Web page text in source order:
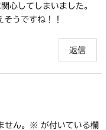
心してしまいました。
うですね！！
返信
ん。 ※ が付いている欄